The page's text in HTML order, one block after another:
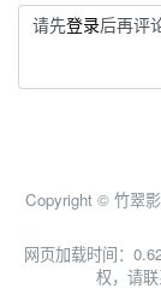
请先登录后再评
Copyright © 竹翠
网页加载时间：
权，请